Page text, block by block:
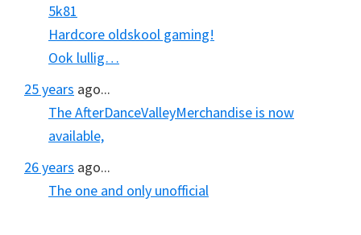
5k81
Hardcore oldskool gaming!
Ook lullig…
25 years ago...
The AfterDanceValleyMerchandise is now
available,
26 years ago...
The one and only unofficial